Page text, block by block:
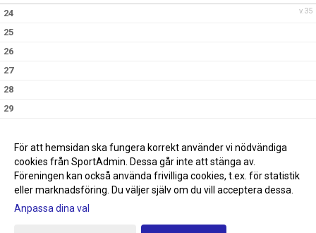
v.35
24
25
26
27
28
29
Gå till Webbversion
För att hemsidan ska fungera korrekt använder vi nödvändiga
cookies från SportAdmin. Dessa går inte att stänga av.
Föreningen kan också använda frivilliga cookies, t.ex. för statistik
eller marknadsföring. Du väljer själv om du vill acceptera dessa.
Anpassa dina val